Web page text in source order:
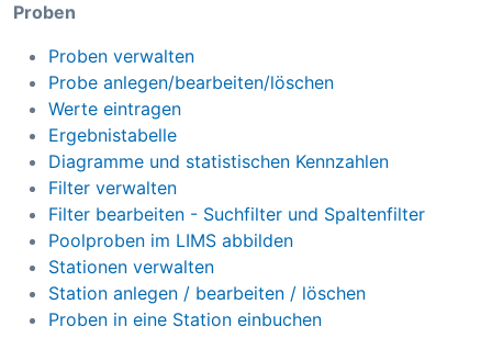
Proben
Proben verwalten
Probe anlegen/bearbeiten/löschen
Werte eintragen
Ergebnistabelle
Diagramme und statistischen Kennzahlen
Filter verwalten
Filter bearbeiten - Suchfilter und Spaltenfilter
Poolproben im LIMS abbilden
Stationen verwalten
Station anlegen / bearbeiten / löschen
Proben in eine Station einbuchen